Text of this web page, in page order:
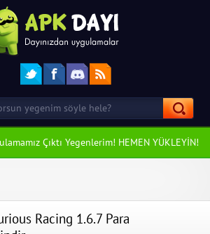
Çıktı Yegenlerim! HEMEN YÜKLEYİN!
Racing 1.6.7 Para